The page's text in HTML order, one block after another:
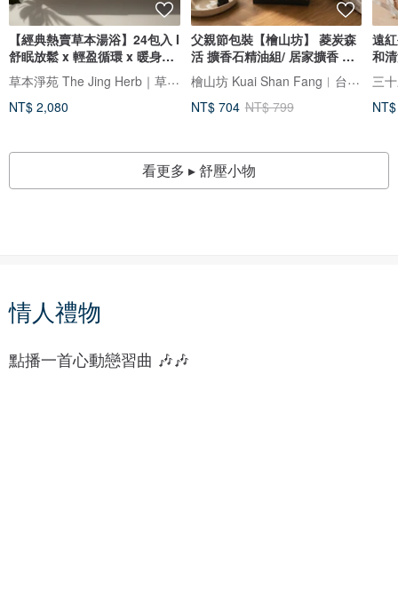
【經典熱賣草本湯浴】24包入 I
舒眠放鬆 x 輕盈循環 x 暖身鬆
鬆
草本淨苑 The Jing Herb｜草本漢方品牌
NT$ 2,080
父親節包裝【檜山坊】 菱炭森
活 擴香石精油組/ 居家擴香 喬
遷禮
檜山坊 Kuai Shan Fang︱台灣檜木香氛領導品牌，療癒森林
NT$ 704 NT$ 799
遠
和
三
看更多 ▸ 舒壓小物
情人禮物
點播一首心動戀習曲 🎶🎶
約